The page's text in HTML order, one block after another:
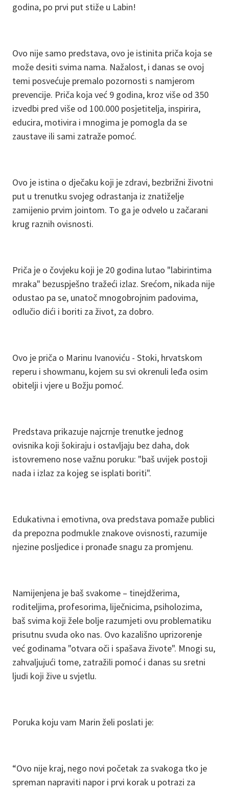
godina, po prvi put stiže u Labin!
Ovo nije samo predstava, ovo je istinita priča koja se
može desiti svima nama. Nažalost, i danas se ovoj
temi posvećuje premalo pozornosti s namjerom
prevencije. Priča koja već 9 godina, kroz više od 350
izvedbi pred više od 100.000 posjetitelja, inspirira,
educira, motivira i mnogima je pomogla da se
zaustave ili sami zatraže pomoć.
Ovo je istina o dječaku koji je zdravi, bezbrižni životni
put u trenutku svojeg odrastanja iz znatiželje
zamijenio prvim jointom. To ga je odvelo u začarani
krug raznih ovisnosti.
Priča je o čovjeku koji je 20 godina lutao "labirintima
mraka" bezuspješno tražeći izlaz. Srećom, nikada nije
odustao pa se, unatoč mnogobrojnim padovima,
odlučio dići i boriti za život, za dobro.
Ovo je priča o Marinu Ivanoviću - Stoki, hrvatskom
reperu i showmanu, kojem su svi okrenuli leđa osim
obitelji i vjere u Božju pomoć.
Predstava prikazuje najcrnje trenutke jednog
ovisnika koji šokiraju i ostavljaju bez daha, dok
istovremeno nose važnu poruku: "baš uvijek postoji
nada i izlaz za kojeg se isplati boriti".
Edukativna i emotivna, ova predstava pomaže publici
da prepozna podmukle znakove ovisnosti, razumije
njezine posljedice i pronađe snagu za promjenu.
Namijenjena je baš svakome – tinejdžerima,
roditeljima, profesorima, liječnicima, psiholozima,
baš svima koji žele bolje razumjeti ovu problematiku
prisutnu svuda oko nas. Ovo kazališno uprizorenje
već godinama "otvara oči i spašava živote". Mnogi su,
zahvaljujući tome, zatražili pomoć i danas su sretni
ljudi koji žive u svjetlu.
Poruka koju vam Marin želi poslati je:
“Ovo nije kraj, nego novi početak za svakoga tko je
spreman napraviti napor i prvi korak u potrazi za